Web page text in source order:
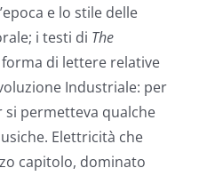
e lo stile delle
i testi di The
di lettere relative
Industriale: per
si permetteva qualche
Elettricità che
capitolo, dominato